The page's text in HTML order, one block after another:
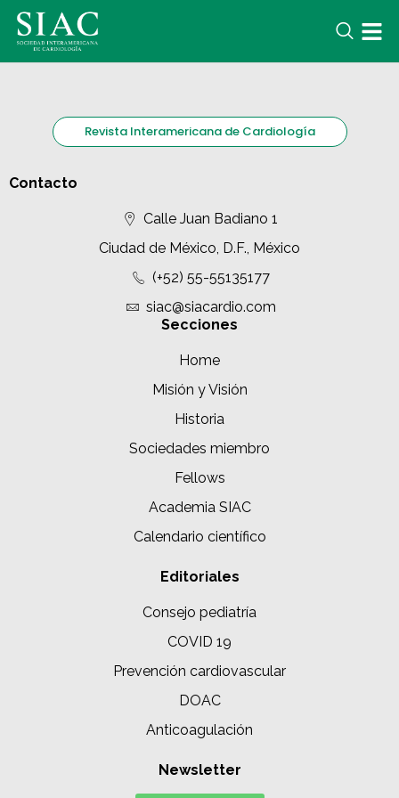
Revista Interamericana de Cardiología
Contacto
Calle Juan Badiano 1
Ciudad de México, D.F., México
(+52) 55-55135177
siac@siacardio.com
Secciones
Home
Misión y Visión
Historia
Sociedades miembro
Fellows
Academia SIAC
Calendario científico
Editoriales
Consejo pediatría
COVID 19
Prevención cardiovascular
DOAC
Anticoagulación
Newsletter